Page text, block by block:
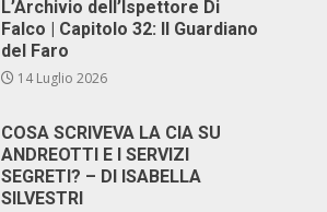
L’Archivio dell’Ispettore Di
Falco | Capitolo 32: Il Guardiano
del Faro
14 Luglio 2026
COSA SCRIVEVA LA CIA SU
ANDREOTTI E I SERVIZI
SEGRETI? – DI ISABELLA
SILVESTRI